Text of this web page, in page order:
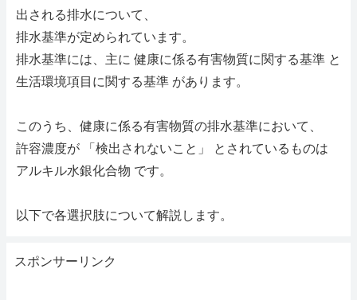
出される排水について、
排水基準が定められています。
排水基準には、主に 健康に係る有害物質に関する基準 と
生活環境項目に関する基準 があります。
このうち、健康に係る有害物質の排水基準において、
許容濃度が 「検出されないこと」 とされているものは
アルキル水銀化合物 です。
以下で各選択肢について解説します。
スポンサーリンク